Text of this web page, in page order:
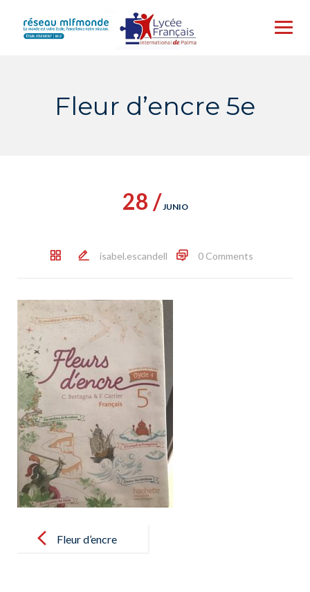
content
Fleur d’encre 5e
28 /JUNIO
isabel.escandell 0 Comments
navigationFleur d’encre